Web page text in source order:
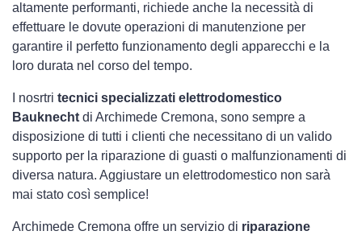
altamente performanti, richiede anche la necessità di
effettuare le dovute operazioni di manutenzione per
garantire il perfetto funzionamento degli apparecchi e la
loro durata nel corso del tempo.
I nosrtri tecnici specializzati elettrodomestico
Bauknecht di Archimede Cremona, sono sempre a
disposizione di tutti i clienti che necessitano di un valido
supporto per la riparazione di guasti o malfunzionamenti di
diversa natura. Aggiustare un elettrodomestico non sarà
mai stato così semplice!
Archimede Cremona offre un servizio di riparazione